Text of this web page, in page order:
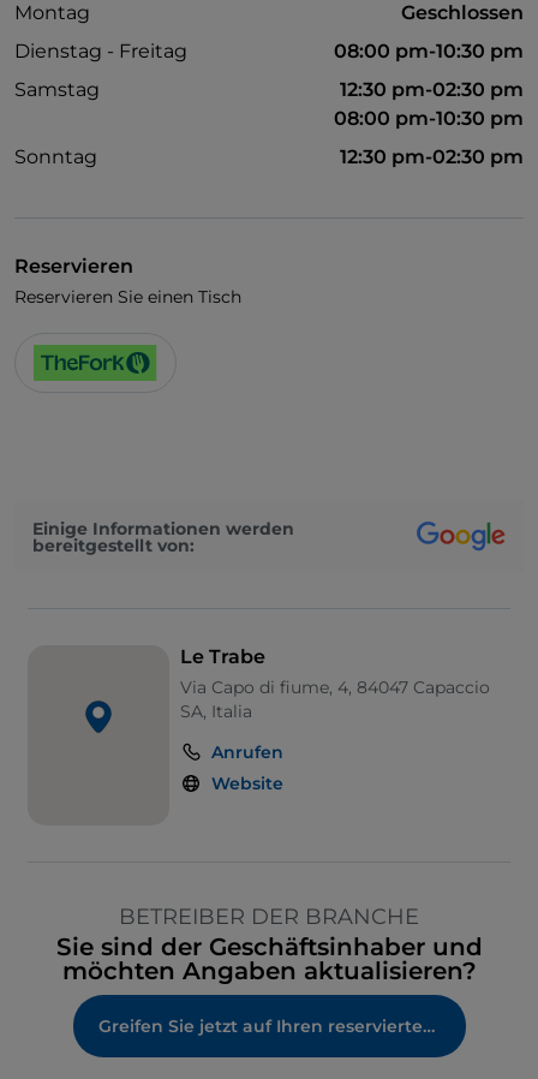
Montag
Geschlossen
Dienstag - Freitag
08:00 pm-10:30 pm
Samstag
12:30 pm-02:30 pm
08:00 pm-10:30 pm
Sonntag
12:30 pm-02:30 pm
Reservieren
Reservieren Sie einen Tisch
Einige Informationen werden
bereitgestellt von:
Le Trabe
Via Capo di fiume, 4, 84047 Capaccio
SA, Italia
Anrufen
Website
BETREIBER DER BRANCHE
Sie sind der Geschäftsinhaber und
möchten Angaben aktualisieren?
Greifen Sie jetzt auf Ihren reservierten Bereich zu